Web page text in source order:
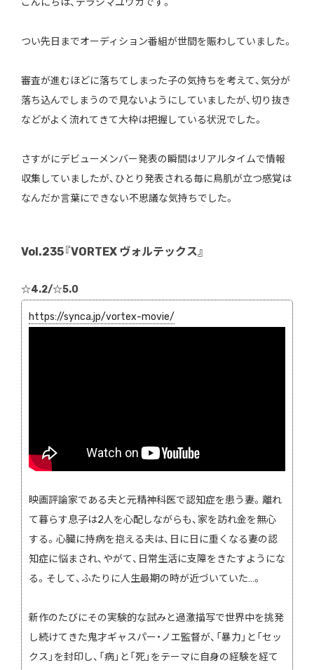
こんにちは、テラシマユウカです。
つい先日までオーディション番組が世間を賑わしていました。
審査が進むほどに落ちてしまった子の気持ちを考えて、気分が
落ち込んでしまうので見ないようにしていましたが、切り抜き
などがよく流れてきて大枠は把握している状況でした。
さすがにデビューメンバー発表の瞬間はリアルタイムで情報
収集していましたが、ひとり発表される毎に鳥肌が立つ感覚は
なんだか言葉にできない不思議な気持ちでした。
Vol.235『VORTEX ヴォルテックス』
☆4.2/☆5.0
https://synca.jp/vortex-movie/
映画評論家である夫と元精神科医で認知症を患う妻。離れ
て暮らす息子は2人を心配しながらも、家を訪れ金を無心
する。心臓に持病を抱える夫は、日に日に重くなる妻の認
知症に悩まされ、やがて、日常生活に支障をきたすようにな
る。そして、ふたりに人生最期の時が近づいていた…。
新作のたびにその実験的な試みと過激描写で世界中を挑発
し続けてきた鬼才ギャスパー・ノエ監督が、「暴力」と「セッ
クス」を封印し、「病」と「死」をテーマに自身の経験を経て